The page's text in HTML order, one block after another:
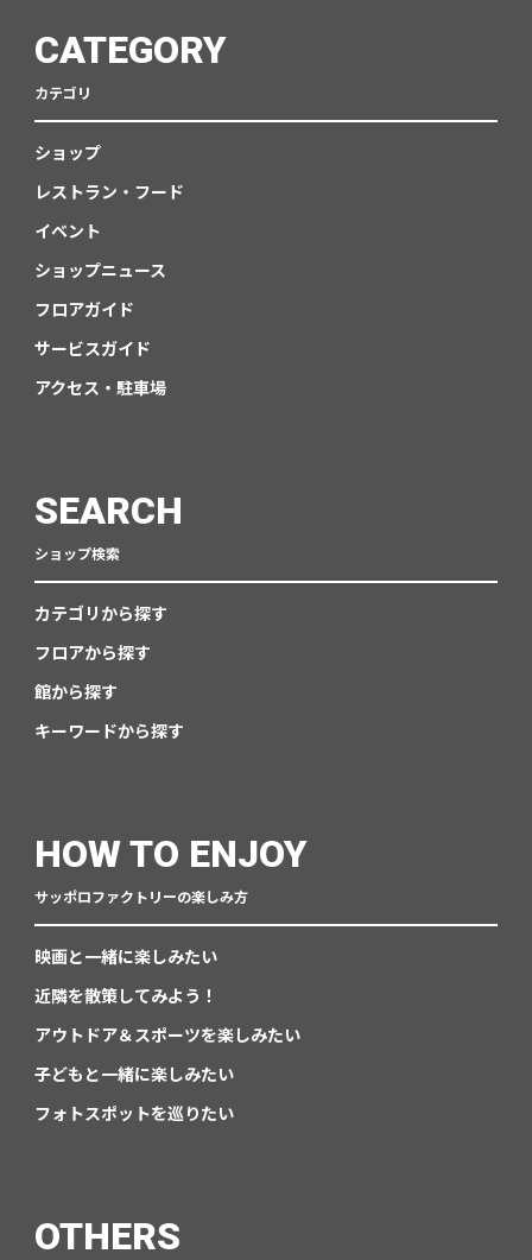
CATEGORY
カテゴリ
ショップ
レストラン・フード
イベント
ショップニュース
フロアガイド
サービスガイド
アクセス・駐車場
SEARCH
ショップ検索
カテゴリから探す
フロアから探す
館から探す
キーワードから探す
HOW TO ENJOY
サッポロファクトリーの楽しみ方
映画と一緒に楽しみたい
近隣を散策してみよう！
アウトドア＆スポーツを楽しみたい
子どもと一緒に楽しみたい
フォトスポットを巡りたい
OTHERS